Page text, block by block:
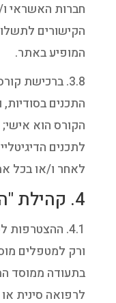
חברות האשראי
הקישורים
המופיע באתר.
3.8. ברכישת
לאחר ו/או בכל
4. קהילת "הפורמולה"
4.1.
ורק למטפלים
בתעודה ממוסד
לרפואה סינית